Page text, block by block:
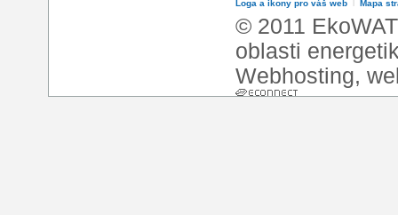
Loga a ikony pro váš web Mapa
© 2011
oblasti
Webhosting,